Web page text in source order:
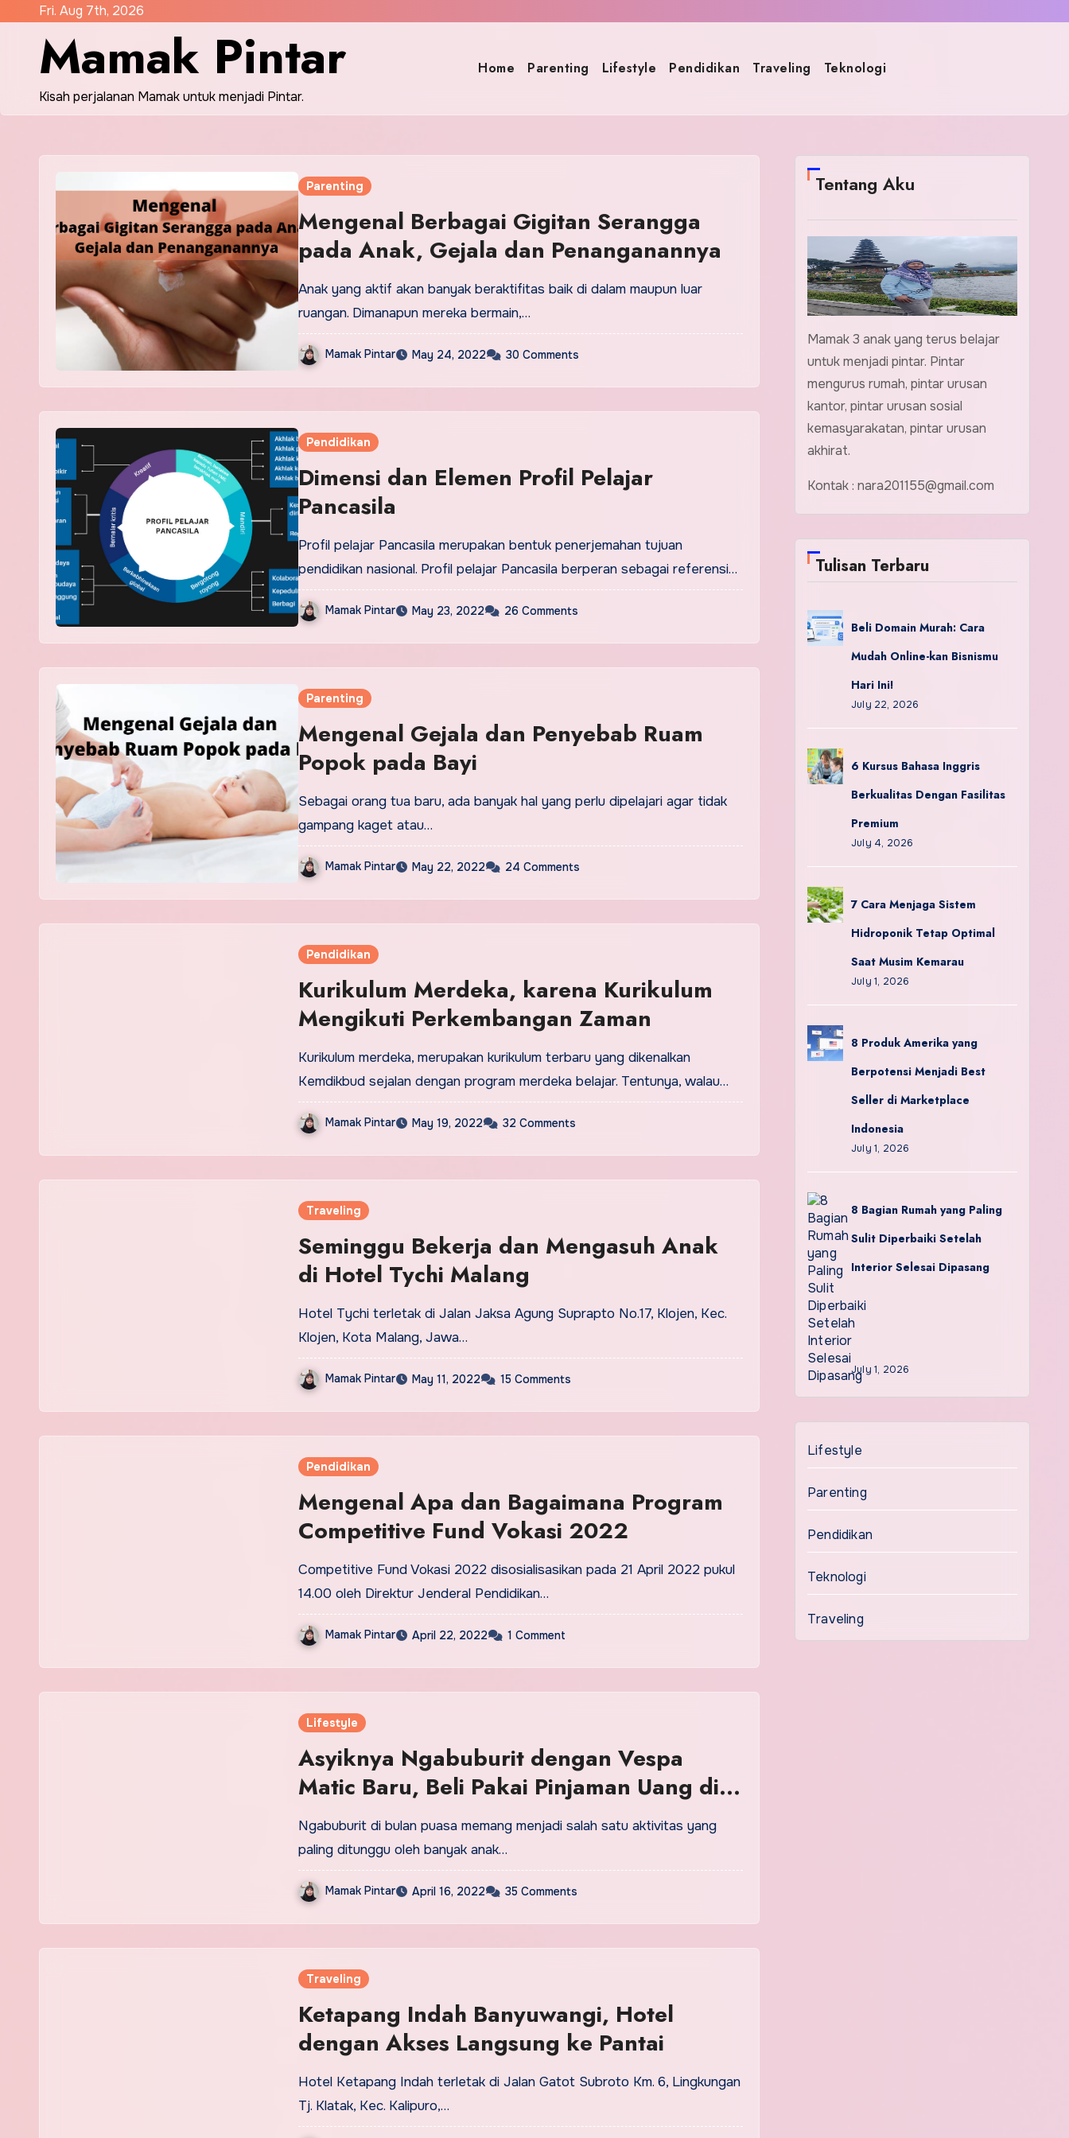
content
Fri. Aug 7th, 2026
Mamak Pintar
Kisah perjalanan Mamak untuk menjadi Pintar.
Home Parenting Lifestyle Pendidikan Traveling Teknologi
Parenting
Mengenal Berbagai Gigitan Serangga
pada Anak, Gejala dan Penanganannya
Anak yang aktif akan banyak beraktifitas baik di dalam maupun luar
ruangan. Dimanapun mereka bermain,…
Mamak Pintar May 24, 2022 30 Comments
Pendidikan
Dimensi dan Elemen Profil Pelajar
Pancasila
Profil pelajar Pancasila merupakan bentuk penerjemahan tujuan
pendidikan nasional. Profil pelajar Pancasila berperan sebagai referensi…
Mamak Pintar May 23, 2022 26 Comments
Parenting
Mengenal Gejala dan Penyebab Ruam
Popok pada Bayi
Sebagai orang tua baru, ada banyak hal yang perlu dipelajari agar tidak
gampang kaget atau…
Mamak Pintar May 22, 2022 24 Comments
Pendidikan
Kurikulum Merdeka, karena Kurikulum
Mengikuti Perkembangan Zaman
Kurikulum merdeka, merupakan kurikulum terbaru yang dikenalkan
Kemdikbud sejalan dengan program merdeka belajar. Tentunya, walau…
Mamak Pintar May 19, 2022 32 Comments
Traveling
Seminggu Bekerja dan Mengasuh Anak
di Hotel Tychi Malang
Hotel Tychi terletak di Jalan Jaksa Agung Suprapto No.17, Klojen, Kec.
Klojen, Kota Malang, Jawa…
Mamak Pintar May 11, 2022 15 Comments
Pendidikan
Mengenal Apa dan Bagaimana Program
Competitive Fund Vokasi 2022
Competitive Fund Vokasi 2022 disosialisasikan pada 21 April 2022 pukul
14.00 oleh Direktur Jenderal Pendidikan…
Mamak Pintar April 22, 2022 1 Comment
Lifestyle
Asyiknya Ngabuburit dengan Vespa
Matic Baru, Beli Pakai Pinjaman Uang di
Bank
Ngabuburit di bulan puasa memang menjadi salah satu aktivitas yang
paling ditunggu oleh banyak anak…
Mamak Pintar April 16, 2022 35 Comments
Traveling
Ketapang Indah Banyuwangi, Hotel
dengan Akses Langsung ke Pantai
Hotel Ketapang Indah terletak di Jalan Gatot Subroto Km. 6, Lingkungan
Tj. Klatak, Kec. Kalipuro,…
Tentang Aku
Mamak 3 anak yang terus belajar
untuk menjadi pintar. Pintar
mengurus rumah, pintar urusan
kantor, pintar urusan sosial
kemasyarakatan, pintar urusan
akhirat.
Kontak : nara201155@gmail.com
Tulisan Terbaru
Beli Domain Murah: Cara
Mudah Online-kan Bisnismu
Hari Ini!
July 22, 2026
6 Kursus Bahasa Inggris
Berkualitas Dengan Fasilitas
Premium
July 4, 2026
7 Cara Menjaga Sistem
Hidroponik Tetap Optimal
Saat Musim Kemarau
July 1, 2026
8 Produk Amerika yang
Berpotensi Menjadi Best
Seller di Marketplace
Indonesia
July 1, 2026
8 Bagian Rumah yang Paling
Sulit Diperbaiki Setelah
Interior Selesai Dipasang
July 1, 2026
Lifestyle
Parenting
Pendidikan
Teknologi
Traveling